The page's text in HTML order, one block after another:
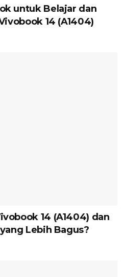
untuk Belajar dan
14 (A1404)
14 (A1404) dan
Lebih Bagus?